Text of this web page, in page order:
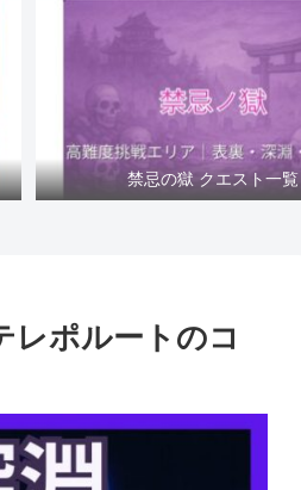
禁忌の獄 クエスト一覧
レポルートのコ